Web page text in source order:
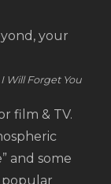
your
Will Forget You
film & TV.
and some
popular